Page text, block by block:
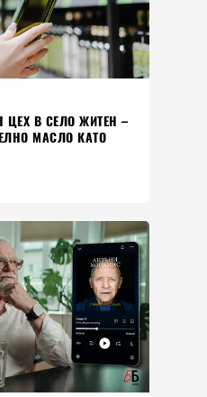
ЦЕХ В СЕЛО ЖИТЕН –
МАСЛО КАТО